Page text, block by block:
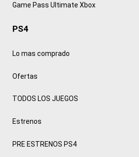
Game Pass Ultimate Xbox
PS4
Lo mas comprado
Ofertas
TODOS LOS JUEGOS
Estrenos
PRE ESTRENOS PS4